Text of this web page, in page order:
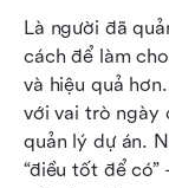
Là người đã
cách để làm
và hiệu quả
với vai trò ngày
quản lý dự án.
“điều tốt để
Các tính
AI
Top 10 công
Cách chọn
cho nhóm